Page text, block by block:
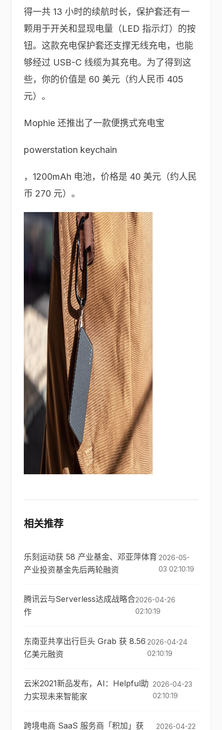
得一共 13 小时的续航时长，保护套还有一
颗用于开关和显现电量（LED 指示灯）的按
钮。这款充电保护套还支撑无线充电，也能
够经过 USB-C 线缆为其充电。为了得到这
些，你的价值是 60 美元（约人民币 405
元）。
Mophie 还推出了一款便携式充电宝
powerstation keychain
，1200mAh 电池，价格是 40 美元（约人民
币 270 元）。
相关推荐
乐刻运动获 58 产业基金、邓亚萍体育
产业投资基金先后两轮融资
2026-05-
03 02:10:19
腾讯云与Serverless达成战略合
作
2026-04-26
02:10:19
东南亚共享出行巨头 Grab 获 8.56
亿美元融资
2026-04-24
02:10:19
云米2021新品发布，AI：Helpful助
力实现未来智能家
2026-04-23
02:10:19
跨境电商 SaaS 服务商「积加」获
2026-04-22